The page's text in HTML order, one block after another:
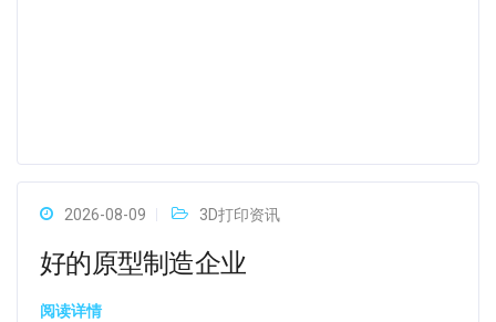
2026-08-09 3D打印资讯
好的原型制造企业
阅读详情